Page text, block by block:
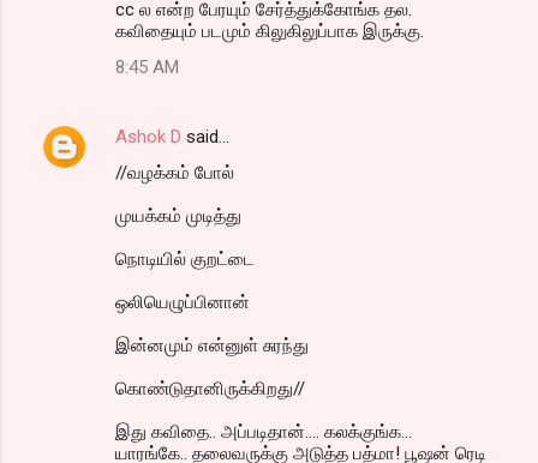
cc ல என்ற பேரயும் சேர்த்துக்கோங்க தல.
கவிதையும் படமும் கிலுகிலுப்பாக இருக்கு.
8:45 AM
Ashok D said…
//வழக்கம் போல்
முயக்கம் முடித்து
நொடியில் குறட்டை
ஒலியெழுப்பினான்
இன்னமும் என்னுள் சுரந்து
கொண்டுதானிருக்கிறது//
இது கவிதை.. அப்படிதான்.... கலக்குங்க...
யாரங்கே.. தலைவருக்கு அடுத்த பத்மா! பூஷன் ரெடி